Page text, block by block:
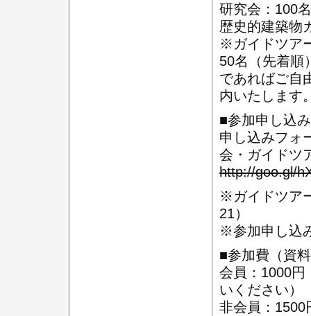
研究会：100名
歴史的建築物
※ガイドツア
50名（先着順
であればご自
内いたします
■参加申し込み
申し込みフォ
会・ガイドツ
http://goo.gl/
※ガイドツア
21）
※参加申し込
■参加費（資
会員：1000円
いください）
非会員：1500